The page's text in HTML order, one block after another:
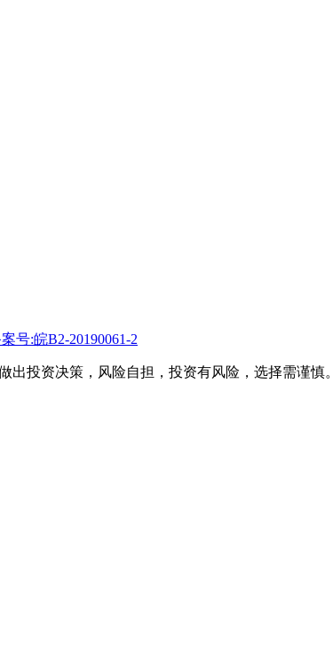
号:皖B2-20190061-2
投资决策，风险自担，投资有风险，选择需谨慎。